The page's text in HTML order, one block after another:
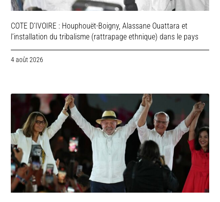
COTE D’IVOIRE : Houphouët-Boigny, Alassane Ouattara et
l’installation du tribalisme (rattrapage ethnique) dans le pays
4 août 2026